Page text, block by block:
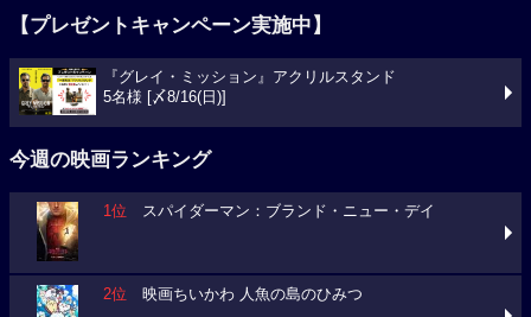
【プレゼントキャンペーン実施中】
『グレイ・ミッション』アクリルスタンド
5名様 [〆8/16(日)]
今週の映画ランキング
1位 スパイダーマン：ブランド・ニュー・デイ
2位 映画ちいかわ 人魚の島のひみつ